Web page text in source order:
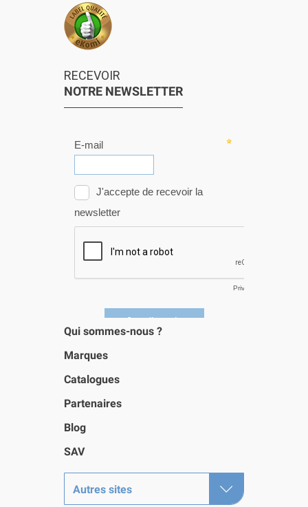
RECEVOIR
NOTRE NEWSLETTER
Qui sommes-nous ?
Marques
Catalogues
Partenaires
Blog
SAV
Autres sites